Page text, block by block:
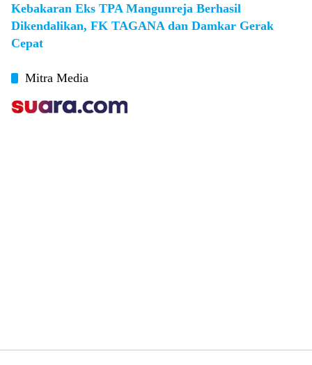
Kebakaran Eks TPA Mangunreja Berhasil
Dikendalikan, FK TAGANA dan Damkar Gerak
Cepat
Mitra Media